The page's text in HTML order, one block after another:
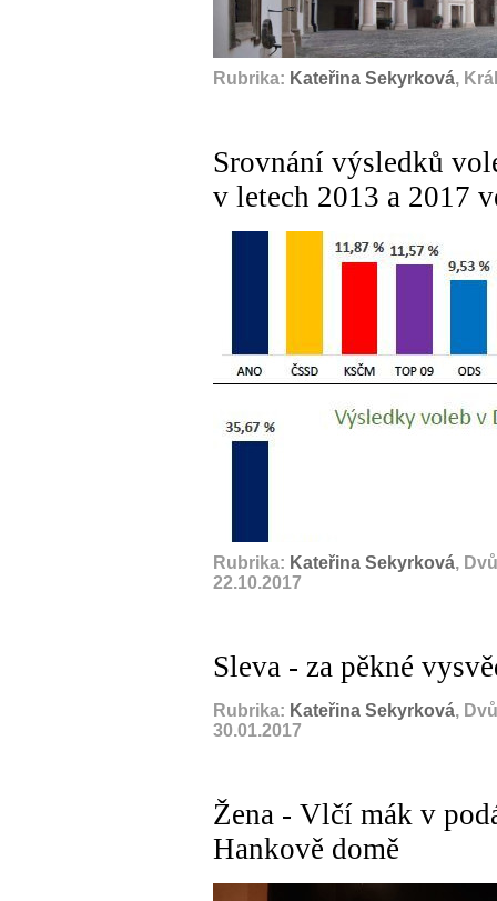
Rubrika: Kateřina Sekyrková,
Srovnání výsledků
v letech 2013 a 2017
Rubrika: Kateřina Sekyrková,
22.10.2017
Sleva - za pěkné
Rubrika: Kateřina Sekyrková,
30.01.2017
Žena - Vlčí mák v
Hankově domě